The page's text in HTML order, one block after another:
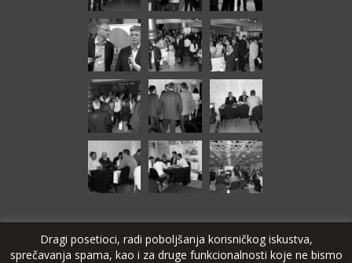
Dragi posetioci, radi poboljšanja korisničkog iskustva,
sprečavanja spama, kao i za druge funkcionalnosti koje ne bismo